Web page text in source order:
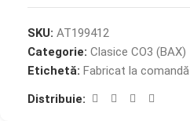
SKU: AT199412
Categorie: Clasice CO3 (BAX)
Etichetă: Fabricat la comandă
Distribuie: